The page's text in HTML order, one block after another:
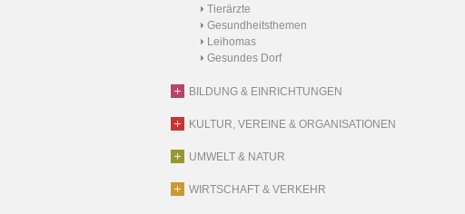
Tierärzte
Gesundheitsthemen
Leihomas
Gesundes Dorf
BILDUNG & EINRICHTUNGEN
KULTUR, VEREINE & ORGANISATIONEN
UMWELT & NATUR
WIRTSCHAFT & VERKEHR